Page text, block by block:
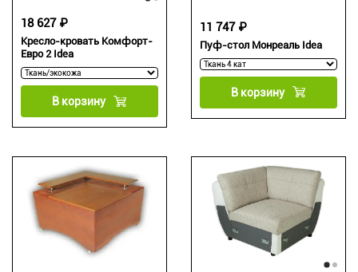
Кресло-кровать Комфорт-
Евро 2 Idea
18 627 ₽
В корзину
Пуф-стол Монреаль Idea
11 747 ₽
В корзину